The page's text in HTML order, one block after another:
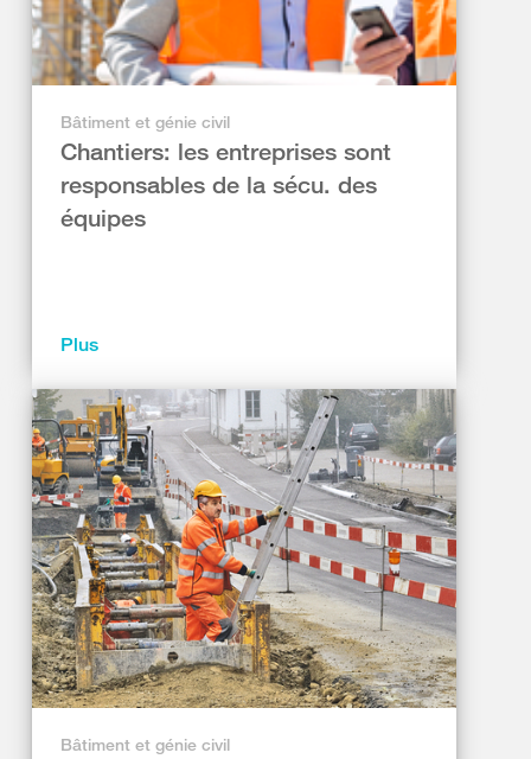
Bâtiment et génie civil
Chantiers: les entreprises sont
responsables de la sécu. des
équipes
Plus
Bâtiment et génie civil